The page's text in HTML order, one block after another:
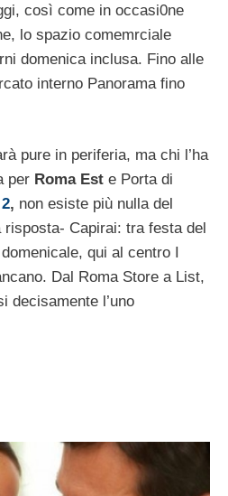
così come in occasi0ne
lo spazio comemrciale
domenica inclusa. Fino alle
interno Panorama fino
pure in periferia, ma chi l’ha
per Roma Est e Porta di
, non esiste più nulla del
Capirai: tra festa del
qui al centro I
Dal Roma Store a List,
decisamente l’uno